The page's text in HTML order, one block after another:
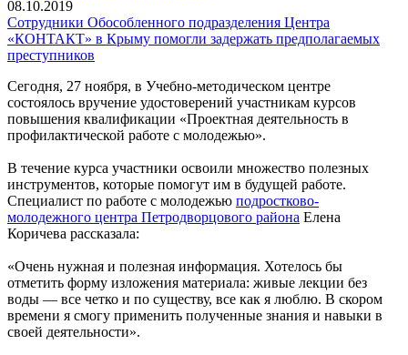
08.10.2019
Сотрудники Обособленного подразделения Центра
«КОНТАКТ» в Крыму помогли задержать предполагаемых
преступников
Сегодня, 27 ноября, в Учебно-методическом центре
состоялось вручение удостоверений участникам курсов
повышения квалификации «Проектная деятельность в
профилактической работе с молодежью».
В течение курса участники освоили множество полезных
инструментов, которые помогут им в будущей работе.
Специалист по работе с молодежью подростково-
молодежного центра Петродворцового района Елена
Коричева рассказала:
«Очень нужная и полезная информация. Хотелось бы
отметить форму изложения материала: живые лекции без
воды — все четко и по существу, все как я люблю. В скором
времени я смогу применить полученные знания и навыки в
своей деятельности».